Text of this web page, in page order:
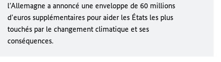
l’Allemagne a annoncé une enveloppe de 60 millions
d’euros supplémentaires pour aider les États les plus
touchés par le changement climatique et ses
conséquences.